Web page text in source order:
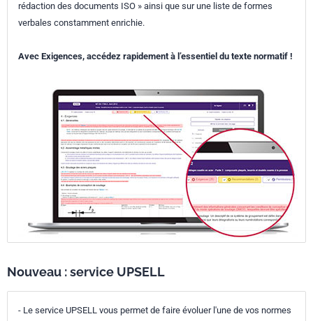
rédaction des documents ISO » ainsi que sur une liste de formes
verbales constamment enrichie.
Avec Exigences, accédez rapidement à l’essentiel du texte normatif !
Nouveau : service UPSELL
- Le service UPSELL vous permet de faire évoluer l'une de vos normes